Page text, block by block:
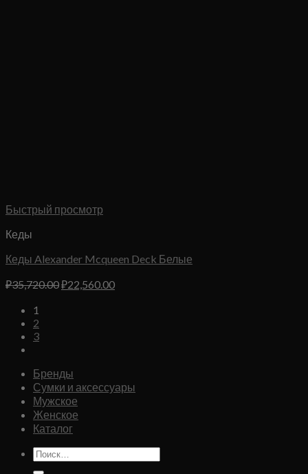
Быстрый просмотр
Кеды
Кеды Alexander Mcqueen Deck Белые
₽35,720.00Первоначальная
₽22,560.00Текущая
1
2
3
Бренды
Сумки и аксессуары
Мужское
Женское
Каталог
Искать: